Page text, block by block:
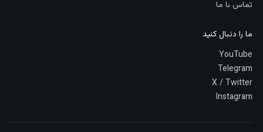
تماس با ما
ما را دنبال کنید
YouTube
Telegram
X / Twitter
Instagram